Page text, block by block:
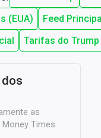
(EUA)
Feed
Tarifas do Trump
as
Times